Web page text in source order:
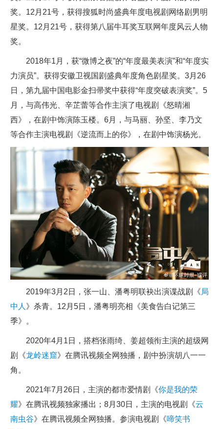
奖。12月21号，获得搜狐时尚盛典年度电视剧网络剧男明
星奖。12月21号，获得第八届牛耳奖互联网年度风云人物
奖。
2018年1月，获“微博之夜”的“年度最美表演”和“年度实
力演员”。获得安徽卫视国剧盛典年度角色剧星奖。3月26
日，第九届中国电影金扫帚奖中获得“年度突破表演奖”。5
月，与高伟光、辛芷蕾等合作主演了电视剧《怒晴湘
西》，在剧中饰演陈玉楼。6月，与马丽、孙坚、李乃文
等合作主演电视剧《逆流而上的你》，在剧中饰演杨光。
2019年3月2日，张一山、潘粤明联袂出演谍战剧《局
中人 》杀青。12月5日，潘粤明亮相《美食告白记第三
季》。
2020年4月1日，搭档张雨绮、姜超领衔主演的超级网
剧《龙岭迷窟》在腾讯视频全网独播，剧中扮演胡八一一
角。
2021年7月26日，主演的都市爱情剧《你是我的荣
耀》在腾讯视频独家播出；8月30日，主演的电视剧《云
南虫谷》在腾讯视频全网独播。参演电视剧《啼笑书